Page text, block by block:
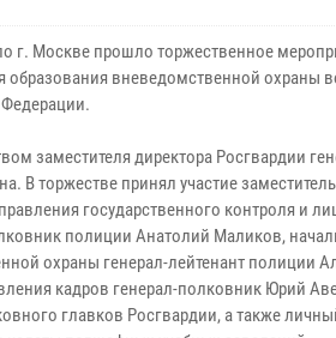
г. Москве прошло торжественное
вневедомственной охраны
заместителя директора Росгвардии
В торжестве принял участие
государственного контроля и
полиции Анатолий Маликов,
охраны генерал-лейтенант полиции
кадров генерал-полковник Юрий
главков Росгвардии, а также